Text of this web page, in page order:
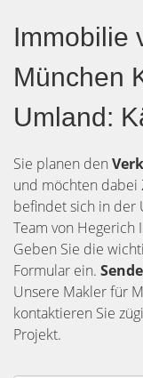
Immobilie
München
Umland:
Sie planen den
und möchten dabei
befindet sich in der
Team von Hegerich
Geben Sie die
Formular ein.
Unsere Makler für
kontaktieren Sie
Projekt.